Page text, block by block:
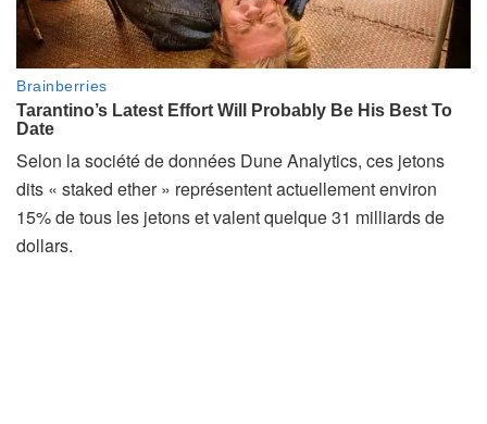
Selon la société de données Dune Analytics, ces jetons
dits « staked ether » représentent actuellement environ
15% de tous les jetons et valent quelque 31 milliards de
dollars.